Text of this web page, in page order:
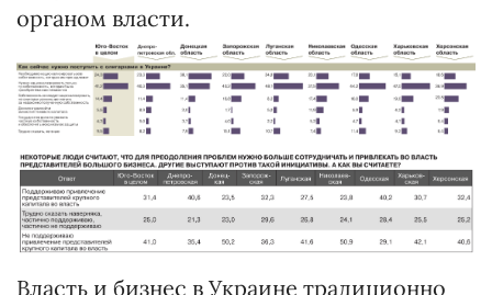
органом власти.
Власть и бизнес в Украине традиционно